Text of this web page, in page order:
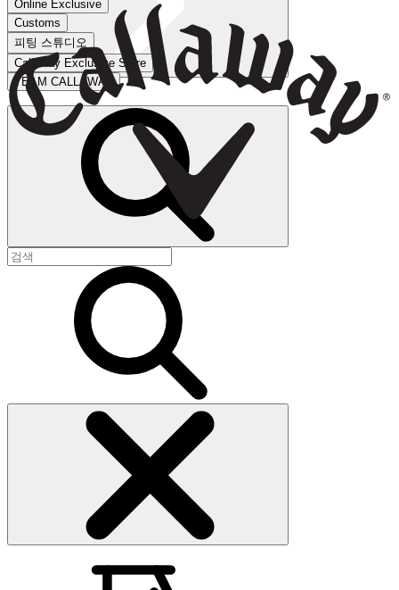
Online Exclusive
Customs
피팅 스튜디오
Callaway Exclusive Store
TEAM CALLAWAY